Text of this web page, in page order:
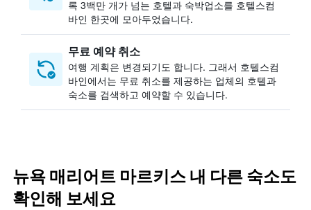
록 3백만 개가 넘는 호텔과 숙박업소를 호텔스컴
바인 한곳에 모아두었습니다.
무료 예약 취소
여행 계획은 변경되기도 합니다. ​그래서 호텔스컴
바인에서는 무료 취소를 제공하는 업체의 호텔과
숙소를 검색하고 예약할 수 있습니다.
뉴욕 매리어트 마르키스 내 다른 숙소도
확인해 보세요